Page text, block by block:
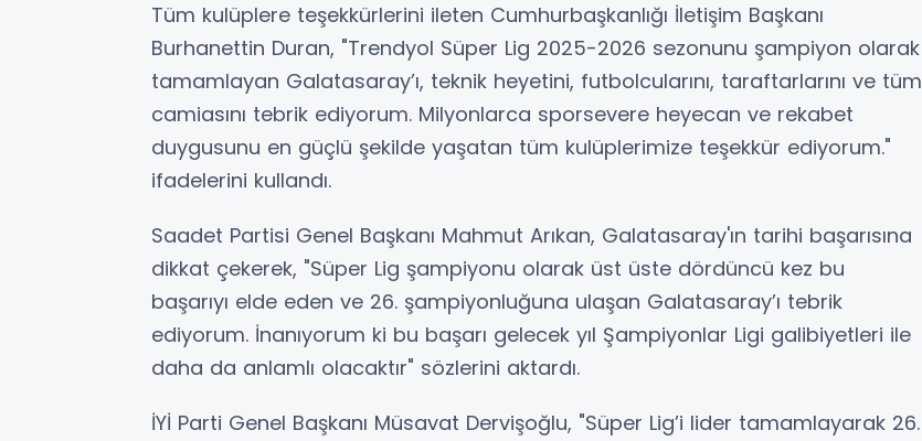
Tüm kulüplere teşekkürlerini ileten Cumhurbaşkanlığı İletişim Başkanı
Burhanettin Duran, "Trendyol Süper Lig 2025-2026 sezonunu şampiyon olarak
tamamlayan Galatasaray’ı, teknik heyetini, futbolcularını, taraftarlarını ve tüm
camiasını tebrik ediyorum. Milyonlarca sporsevere heyecan ve rekabet
duygusunu en güçlü şekilde yaşatan tüm kulüplerimize teşekkür ediyorum."
ifadelerini kullandı.
Saadet Partisi Genel Başkanı Mahmut Arıkan, Galatasaray'ın tarihi başarısına
dikkat çekerek, "Süper Lig şampiyonu olarak üst üste dördüncü kez bu
başarıyı elde eden ve 26. şampiyonluğuna ulaşan Galatasaray’ı tebrik
ediyorum. İnanıyorum ki bu başarı gelecek yıl Şampiyonlar Ligi galibiyetleri ile
daha da anlamlı olacaktır" sözlerini aktardı.
İYİ Parti Genel Başkanı Müsavat Dervişoğlu, "Süper Lig’i lider tamamlayarak 26.